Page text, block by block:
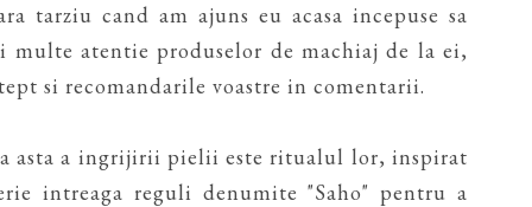
tarziu cand am ajuns eu acasa incepuse sa
atentie produselor de machiaj de la ei,
si recomandarile voastre in comentarii.
asta a ingrijirii pielii este ritualul lor, inspirat
intreaga reguli denumite "Saho" pentru a